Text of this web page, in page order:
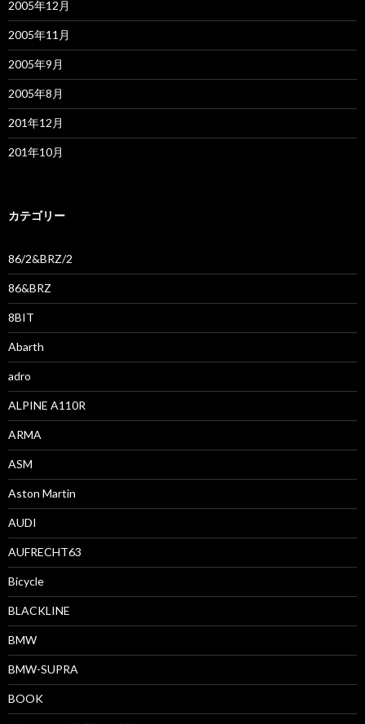
2005年12月
2005年11月
2005年9月
2005年8月
201年12月
201年10月
カテゴリー
86/2&BRZ/2
86&BRZ
8BIT
Abarth
adro
ALPINE A110R
ARMA
ASM
Aston Martin
AUDI
AUFRECHT63
Bicycle
BLACKLINE
BMW
BMW-SUPRA
BOOK